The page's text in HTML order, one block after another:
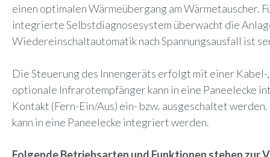
einen optimalen Wärmeübergang am
integrierte Selbstdiagnosesystem überwacht die
Wiedereinschaltautomatik nach Spannungsausfall ist
Die Steuerung des Innengeräts erfolgt mit einer
optionale Infrarotempfänger kann in eine Paneelecke
Kontakt (Fern-Ein/Aus) ein- bzw. ausgeschaltet
kann in eine Paneelecke integriert werden.
Folgende Betriebsarten und Funktionen stehen zur